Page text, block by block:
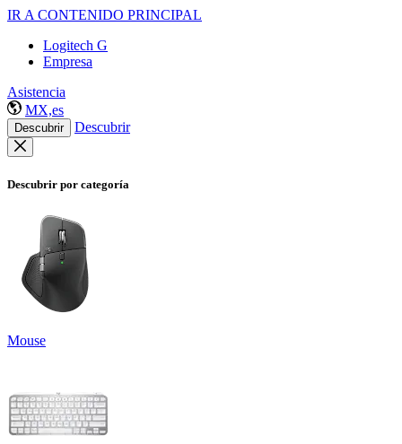
IR A CONTENIDO PRINCIPAL
Logitech G
Empresa
Asistencia
MX,es
Descubrir Descubrir
Descubrir por categoría
Mouse